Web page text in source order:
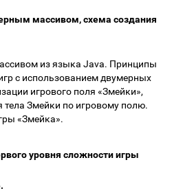
массивом, схема создания
из языка Java. Принципы
с использованием двумерных
игрового поля «Змейки»,
Змейки по игровому полю.
«Змейка».
уровня сложности игры